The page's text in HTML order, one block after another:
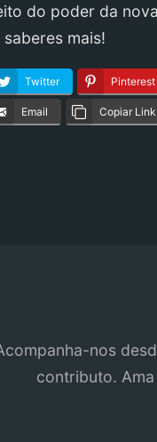
do poder da
saberes mais!
Twitter Pinterest
Email Copiar Link
nos
contributo.